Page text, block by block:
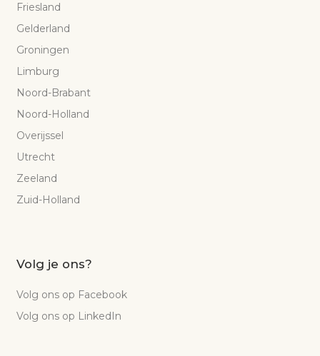
Friesland
Gelderland
Groningen
Limburg
Noord-Brabant
Noord-Holland
Overijssel
Utrecht
Zeeland
Zuid-Holland
Volg je ons?
Volg ons op Facebook
Volg ons op LinkedIn